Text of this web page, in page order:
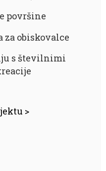
površine
za obiskovalce
s številnimi
>